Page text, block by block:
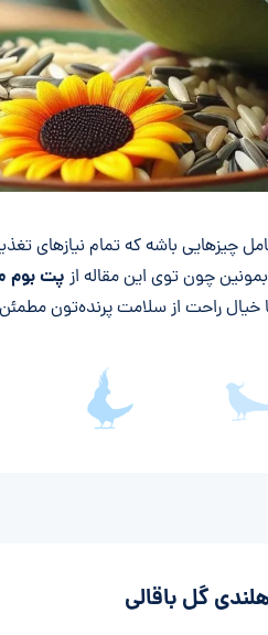
چیزهایی باشه که تمام نیازهای
چون توی این مقاله از پت بوم
خیال راحت از سلامت پرنده‌تون